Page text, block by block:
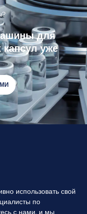
для
капсул уже
использовать свой
по
с нами, и мы